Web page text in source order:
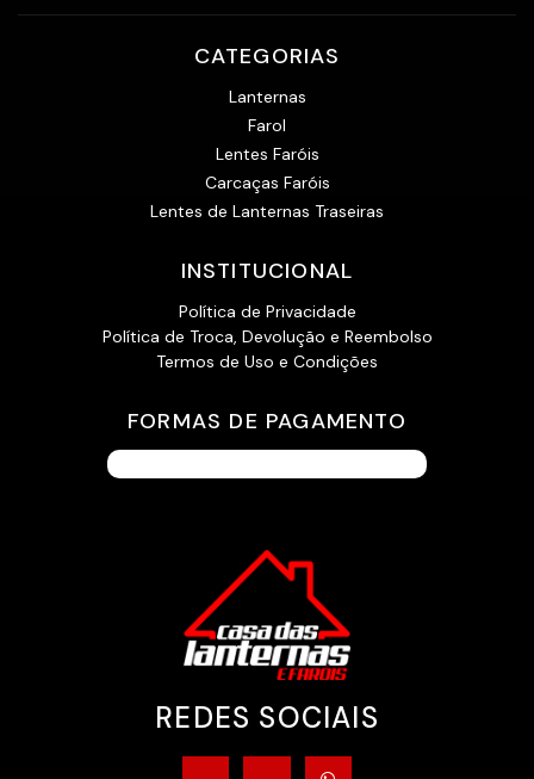
REDES SOCIAIS
CATEGORIAS
Lanternas
Farol
Lentes Faróis
Carcaças Faróis
Lentes de Lanternas Traseiras
INSTITUCIONAL
Política de Privacidade
Política de Troca, Devolução e Reembolso
Termos de Uso e Condições
FORMAS DE PAGAMENTO